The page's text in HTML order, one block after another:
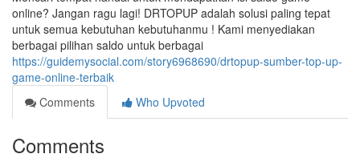
online? Jangan ragu lagi! DRTOPUP adalah solusi paling tepat
untuk semua kebutuhan kebutuhanmu ! Kami menyediakan
berbagai pilihan saldo untuk berbagai
https://guidemysocial.com/story6968690/drtopup-sumber-top-up-
game-online-terbaik
Comments
Who Upvoted
Comments